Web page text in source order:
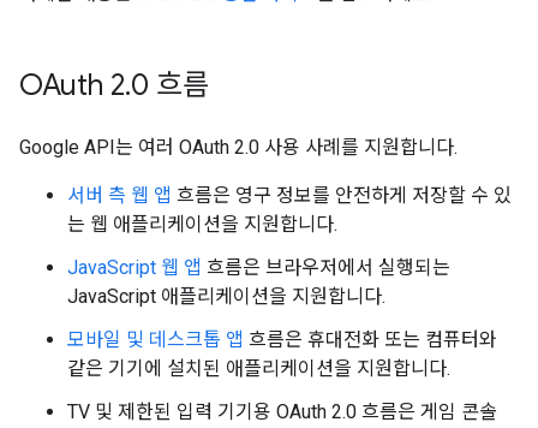
OAuth 2.0 흐름
Google API는 여러 OAuth 2.0 사용 사례를 지원합니다.
서버 측 웹 앱 흐름은 영구 정보를 안전하게 저장할 수 있
는 웹 애플리케이션을 지원합니다.
JavaScript 웹 앱 흐름은 브라우저에서 실행되는
JavaScript 애플리케이션을 지원합니다.
모바일 및 데스크톱 앱 흐름은 휴대전화 또는 컴퓨터와
같은 기기에 설치된 애플리케이션을 지원합니다.
TV 및 제한된 입력 기기용 OAuth 2.0 흐름은 게임 콘솔